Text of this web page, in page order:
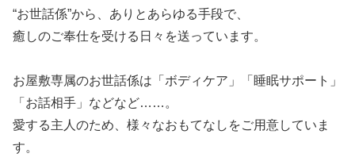
“お世話係”から、ありとあらゆる手段で、
癒しのご奉仕を受ける日々を送っています。
お屋敷専属のお世話係は「ボディケア」「睡眠サポート」
「お話相手」などなど……。
愛する主人のため、様々なおもてなしをご用意していま
す。